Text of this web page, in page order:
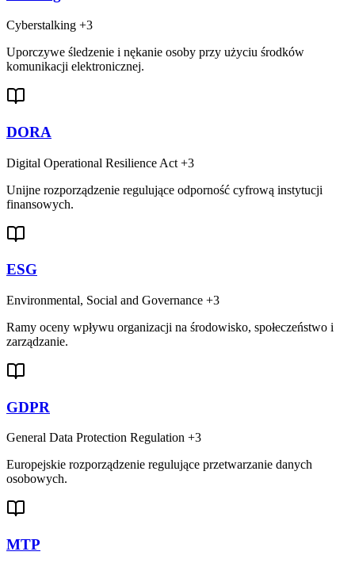
Cyberstalking +3
Uporczywe śledzenie i nękanie osoby przy użyciu środków
komunikacji elektronicznej.
DORA
Digital Operational Resilience Act +3
Unijne rozporządzenie regulujące odporność cyfrową instytucji
finansowych.
ESG
Environmental, Social and Governance +3
Ramy oceny wpływu organizacji na środowisko, społeczeństwo i
zarządzanie.
GDPR
General Data Protection Regulation +3
Europejskie rozporządzenie regulujące przetwarzanie danych
osobowych.
MTP